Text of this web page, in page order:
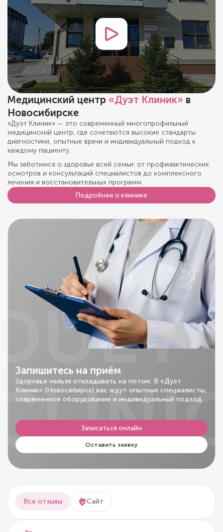
Медицинский центр «Дуэт Клиник» в
Новосибирске
«Дуэт Клиник» — это современный многопрофильный
медицинский центр, где сочетаются высокие стандарты
диагностики, опытные врачи и индивидуальный подход к
каждому пациенту.
Мы заботимся о здоровье всей семьи: от профилактических
осмотров и консультаций специалистов до комплексного
лечения и восстановительных программ.
Подробнее о клинике
Запишитесь на приём
Здоровье нельзя откладывать на потом. В «Дуэт
Клиник» (Новосибирск) вас ждут опытные специалисты,
современное оборудование и индивидуальный подход.
Записаться онлайн
Оставить заявку
Все отзывы Сайт